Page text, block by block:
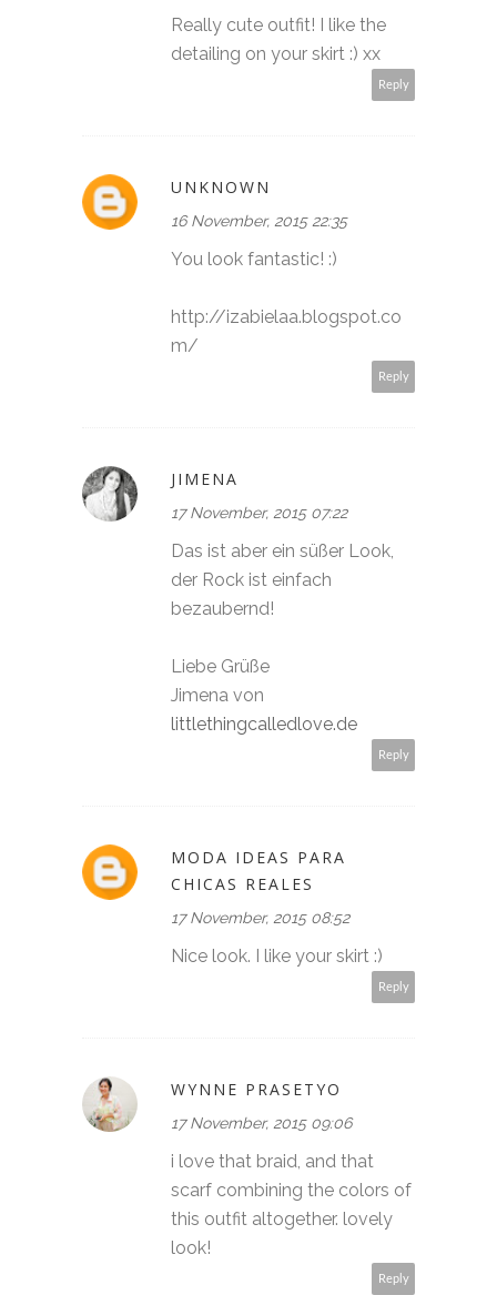
Really cute outfit! I like the
detailing on your skirt :) xx
Reply
UNKNOWN
16 November, 2015 22:35
You look fantastic! :)
http://izabielaa.blogspot.co
m/
Reply
JIMENA
17 November, 2015 07:22
Das ist aber ein süßer Look,
der Rock ist einfach
bezaubernd!
Liebe Grüße
Jimena von
littlethingcalledlove.de
Reply
MODA IDEAS PARA
CHICAS REALES
17 November, 2015 08:52
Nice look. I like your skirt :)
Reply
WYNNE PRASETYO
17 November, 2015 09:06
i love that braid, and that
scarf combining the colors of
this outfit altogether. lovely
look!
Reply